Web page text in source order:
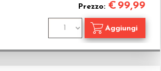
Prezzo: € 99,99